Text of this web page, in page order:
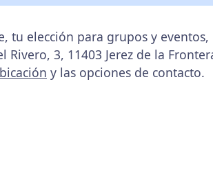
tu elección para grupos y
Rivero, 3, 11403 Jerez de la
y las opciones de contacto.